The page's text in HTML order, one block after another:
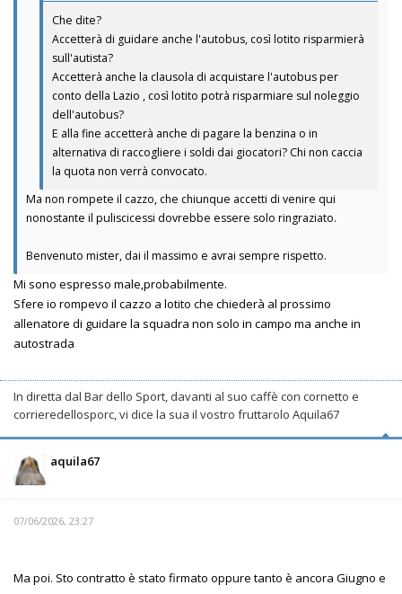
Che dite?
Accetterà di guidare anche l'autobus, così lotito risparmierà
sull'autista?
Accetterà anche la clausola di acquistare l'autobus per
conto della Lazio , così lotito potrà risparmiare sul noleggio
dell'autobus?
E alla fine accetterà anche di pagare la benzina o in
alternativa di raccogliere i soldi dai giocatori? Chi non caccia
la quota non verrà convocato.
Ma non rompete il cazzo, che chiunque accetti di venire qui
nonostante il puliscicessi dovrebbe essere solo ringraziato.
Benvenuto mister, dai il massimo e avrai sempre rispetto.
Mi sono espresso male,probabilmente.
Sfere io rompevo il cazzo a lotito che chiederà al prossimo
allenatore di guidare la squadra non solo in campo ma anche in
autostrada
In diretta dal Bar dello Sport, davanti al suo caffè con cornetto e
corrieredellosporc, vi dice la sua il vostro fruttarolo Aquila67
aquila67
07/06/2026, 23:27
Ma poi. Sto contratto è stato firmato oppure tanto è ancora Giugno e